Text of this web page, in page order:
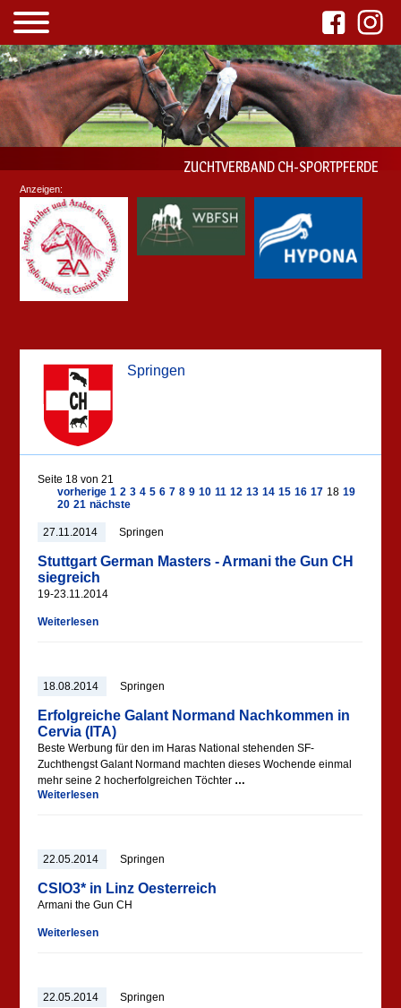
ZUCHTVERBAND CH-SPORTPFERDE
Springen
Seite 18 von 21
vorherige 1 2 3 4 5 6 7 8 9 10 11 12 13 14 15 16 17 18 19
20 21 nächste
27.11.2014 Springen
Stuttgart German Masters - Armani the Gun CH
siegreich
19-23.11.2014
Weiterlesen
18.08.2014 Springen
Erfolgreiche Galant Normand Nachkommen in
Cervia (ITA)
Beste Werbung für den im Haras National stehenden SF-
Zuchthengst Galant Normand machten dieses Wochende einmal
mehr seine 2 hocherfolgreichen Töchter …
Weiterlesen
22.05.2014 Springen
CSIO3* in Linz Oesterreich
Armani the Gun CH
Weiterlesen
22.05.2014 Springen
Anzeigen: